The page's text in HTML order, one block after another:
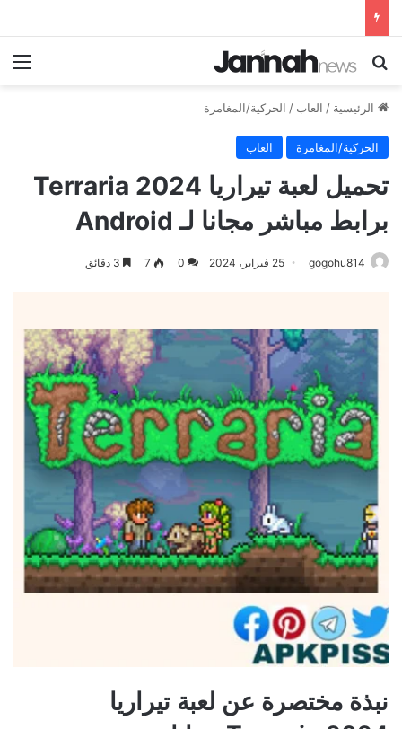
بحث عن
الرئيسية / العاب / الحركية/المغامرة
الحركية/المغامرة العاب
تحميل لعبة تيراريا Terraria 2024
برابط مباشر مجانا لـ Android
gogohu814 25 فبراير، 2024 0
7
نبذة مختصرة عن لعبة تيراريا